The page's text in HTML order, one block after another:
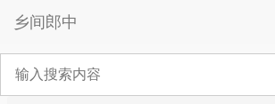
乡间郎中